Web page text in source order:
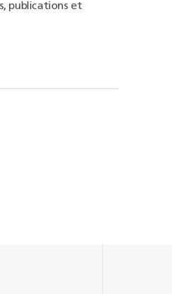
publications et